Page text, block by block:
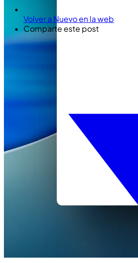
Volver a Nuevo en la web
Comparte este post